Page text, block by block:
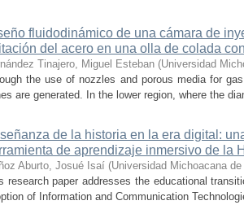
fluidodinámico de una cámara de
del acero en una olla de colada
Tinajero, Miguel Esteban (Universidad
the use of nozzles and porous media for
are generated. In the lower region, where the
de la historia en la era digital:
de aprendizaje inmersivo de la
Aburto, Josué Isaí (Universidad Michoacana
research paper addresses the educational
of Information and Communication